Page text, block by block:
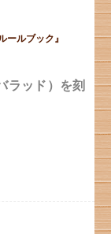
ールブック』
ラッド）を刻